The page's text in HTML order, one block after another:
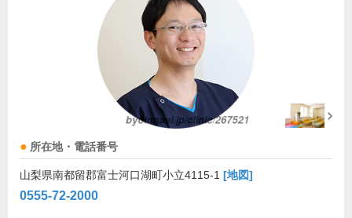
所在地・電話番号
山梨県南都留郡富士河口湖町小立4115-1 [地図]
0555-72-2000